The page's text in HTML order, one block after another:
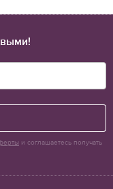
и соглашаетесь получать